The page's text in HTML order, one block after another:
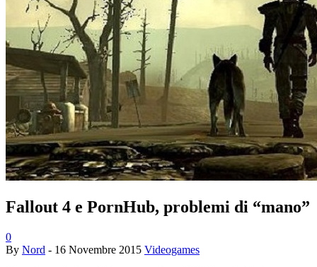
Fallout 4 e PornHub, problemi di “mano”
0
By Nord - 16 Novembre 2015 Videogames